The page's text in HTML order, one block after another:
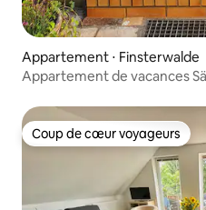
Appartement ⋅ Finsterwalde
Appartement de vacances
Coup de cœur voyageurs
Coup de cœur voyageurs